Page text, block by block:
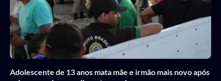
Adolescente de 13 anos mata mãe e irmão mais novo após